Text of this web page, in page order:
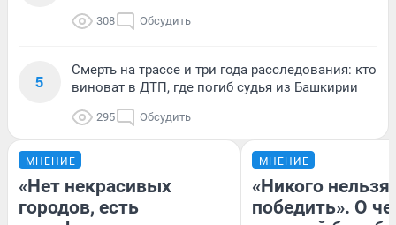
308 Обсудить
5
Смерть на трассе и три года расследования: кто
виноват в ДТП, где погиб судья из Башкирии
295 Обсудить
МНЕНИЕ
«Нет некрасивых
городов, есть
МНЕНИЕ
«Никого нельзя
победить». О